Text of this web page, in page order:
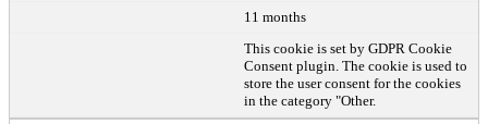
11 months
This cookie is set by GDPR Cookie
Consent plugin. The cookie is used to
store the user consent for the cookies
in the category "Other.